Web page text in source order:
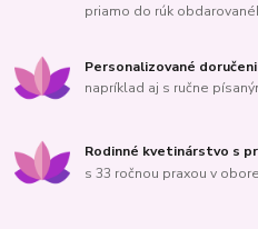
priamo do rúk
Personalizované
napríklad aj s ručne
Rodinné kvetinárstvo s
s 33 ročnou praxou v